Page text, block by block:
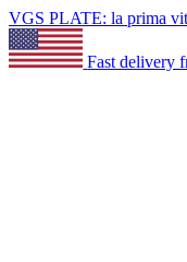
VGS PLATE: la prima
Fast delivery